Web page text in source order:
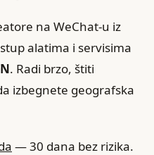
na WeChat-u iz
alatima i servisima
. Radi brzo, štiti
izbegnete geografska
— 30 dana bez rizika.